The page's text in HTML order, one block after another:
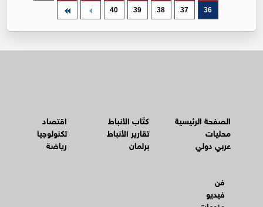
36
37
38
39
40
الصفحة الرئيسية
محليات
عربي دولي
كتّاب الأنباط
تقارير الأنباط
برلمان
اقتصاد
تكنولوجيا
رياضة
فن
فيديو